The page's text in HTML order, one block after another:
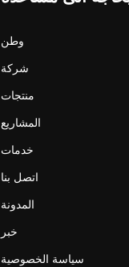
وطن
شركة
منتجات
المشاريع
خدمات
اتصل بنا
المدونة
خبر
سياسة الخصوصية